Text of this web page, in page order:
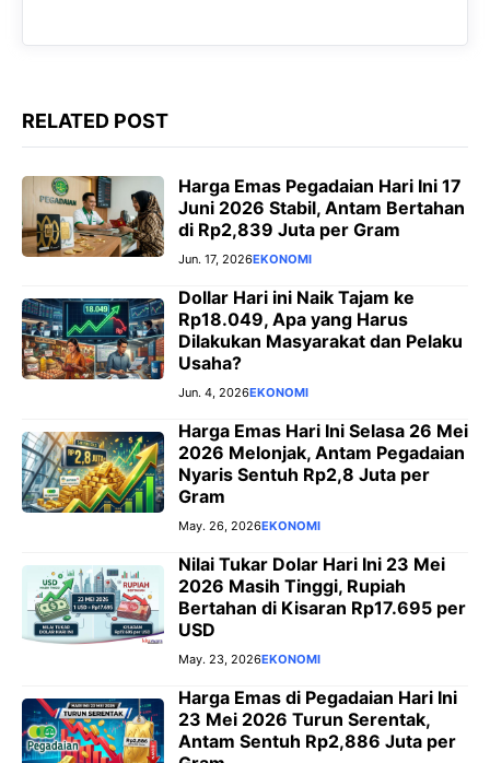
RELATED POST
Harga Emas Pegadaian Hari Ini 17
Juni 2026 Stabil, Antam Bertahan
di Rp2,839 Juta per Gram
Jun. 17, 2026EKONOMI
Dollar Hari ini Naik Tajam ke
Rp18.049, Apa yang Harus
Dilakukan Masyarakat dan Pelaku
Usaha?
Jun. 4, 2026EKONOMI
Harga Emas Hari Ini Selasa 26 Mei
2026 Melonjak, Antam Pegadaian
Nyaris Sentuh Rp2,8 Juta per
Gram
May. 26, 2026EKONOMI
Nilai Tukar Dolar Hari Ini 23 Mei
2026 Masih Tinggi, Rupiah
Bertahan di Kisaran Rp17.695 per
USD
May. 23, 2026EKONOMI
Harga Emas di Pegadaian Hari Ini
23 Mei 2026 Turun Serentak,
Antam Sentuh Rp2,886 Juta per